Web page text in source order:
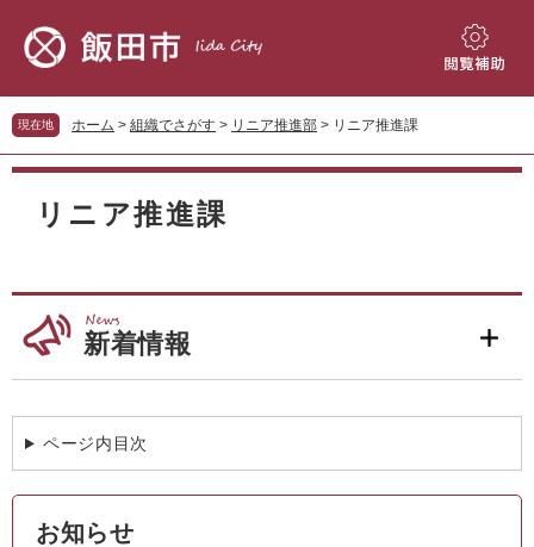
先
頭
を
飛
閲
現在地 ホーム > 組織でさがす > リニア推進部 > リニア推進課
本
リニア推進課
新着情報
ページ内目次
お知らせ